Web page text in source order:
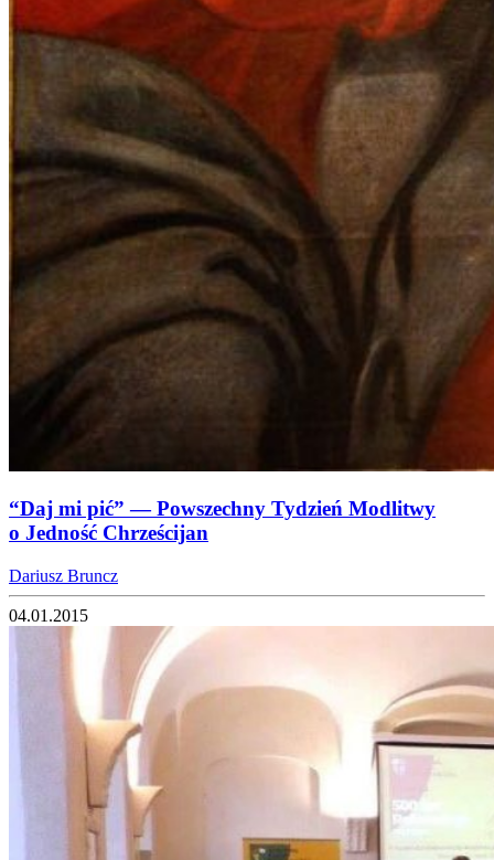
“Daj mi pić” — Powszechny Tydzień Modlitwy
o Jedność Chrześcijan
Dariusz Bruncz
04.01.2015